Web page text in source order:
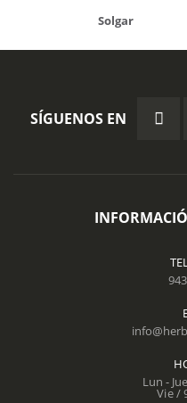
Solgar
SÍGUENOS EN
Lun -
Vie /